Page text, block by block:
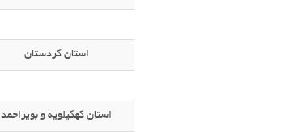
استان کردستان
استان کهکیلویه و بویراحمد